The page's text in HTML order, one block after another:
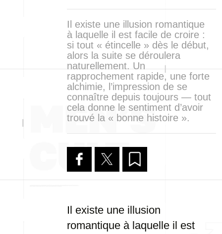
Il existe une illusion romantique
à laquelle il est facile de croire :
si tout « étincelle » dès le début,
alors la suite se déroulera
naturellement. Un
rapprochement rapide, une forte
alchimie, l’impression de se
connaître depuis toujours — tout
cela donne le sentiment d’avoir
trouvé la « bonne histoire ».
Il existe une illusion
romantique à laquelle il est